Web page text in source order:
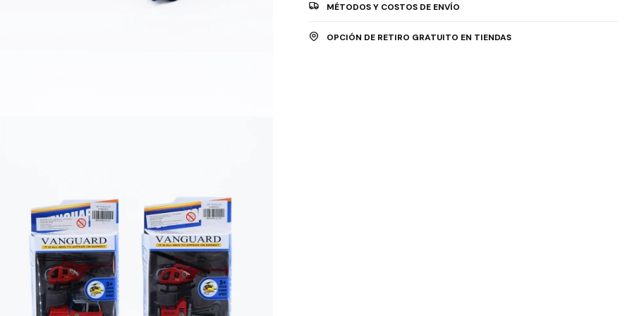
MÉTODOS Y COSTOS DE ENVÍO
OPCIÓN DE RETIRO GRATUITO EN TIENDAS